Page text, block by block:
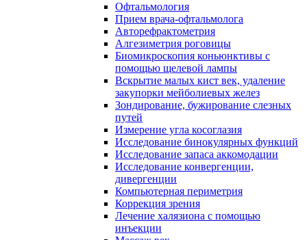
Офтальмология
Прием врача-офтальмолога
Авторефрактометрия
Алгезиметрия роговицы
Биомикроскопия коньюнктивы с
помощью щелевой лампы
Вскрытие малых кист век, удаление
закупорки мейболиевых желез
Зондирование, бужирование слезных
путей
Измерение угла косоглазия
Исследование бинокулярных функций
Исследование запаса аккомодации
Исследование конвергенции,
дивергенции
Компьютерная периметрия
Коррекция зрения
Лечение халязиона с помощью
инъекции